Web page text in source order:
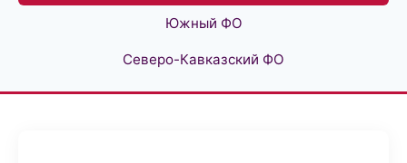
Южный ФО
Северо-Кавказский ФО